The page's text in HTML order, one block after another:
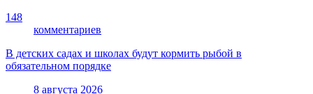
148
комментариев
В детских садах и школах будут кормить рыбой в
обязательном порядке
8 августа 2026